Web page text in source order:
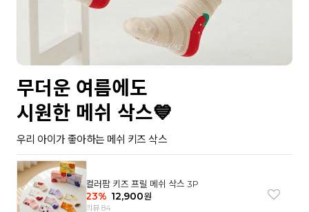
무더운 여름에도
시원한 메쉬 삭스💙
우리 아이가 좋아하는 메쉬 키즈 삭스
컬러팜 키즈 프릴 메쉬 삭스 3P
23% 12,900원
리뷰 84